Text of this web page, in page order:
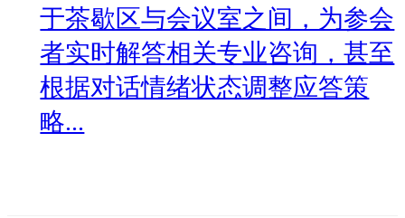
于茶歇区与会议室之间，为参会
者实时解答相关专业咨询，甚至
根据对话情绪状态调整应答策
略...